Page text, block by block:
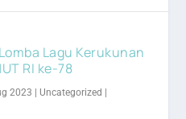
Lagu Kerukunan
RI ke-78
2023 Uncategorized